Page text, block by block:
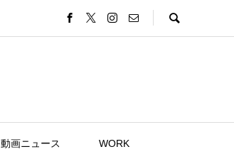
動画ニュース WORK